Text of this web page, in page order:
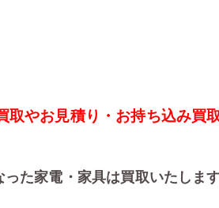
取やお見積り・お持ち込み買
った家電・家具は買取いたします